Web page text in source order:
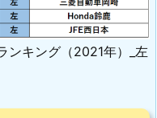
ンキング（2021年）_左